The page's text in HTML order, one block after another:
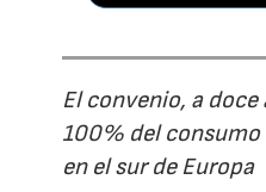
El convenio, a
100% del
en el sur de Europa